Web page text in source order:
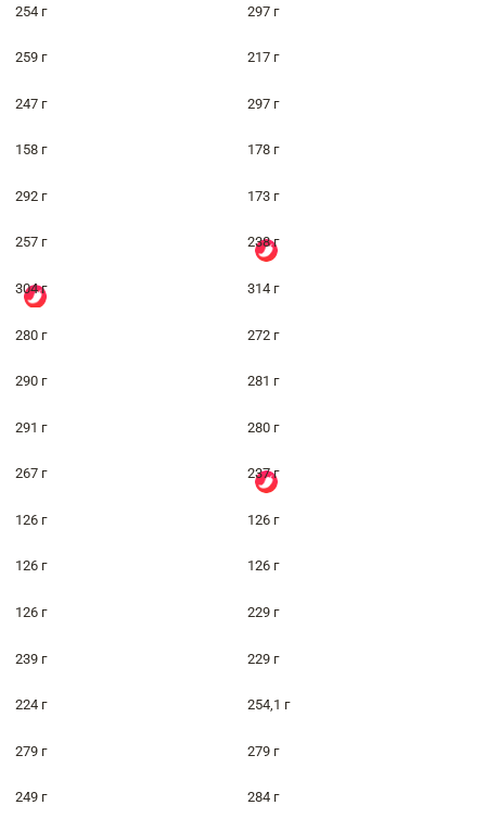
254 г 297 г
259 г 217 г
247 г 297 г
158 г 178 г
292 г 173 г
257 г 238 г
304 г 314 г
280 г 272 г
290 г 281 г
291 г 280 г
267 г 237 г
126 г 126 г
126 г 126 г
126 г 229 г
239 г 229 г
224 г 254,1 г
279 г 279 г
249 г 284 г